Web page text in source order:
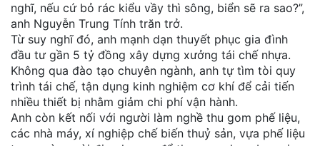
nghĩ, nếu cứ bỏ rác kiểu vầy thì sông, biển sẽ ra sao?”,
anh Nguyễn Trung Tính trăn trở.
Từ suy nghĩ đó, anh mạnh dạn thuyết phục gia đình
đầu tư gần 5 tỷ đồng xây dựng xưởng tái chế nhựa.
Không qua đào tạo chuyên ngành, anh tự tìm tòi quy
trình tái chế, tận dụng kinh nghiệm cơ khí để cải tiến
nhiều thiết bị nhằm giảm chi phí vận hành.
Anh còn kết nối với người làm nghề thu gom phế liệu,
các nhà máy, xí nghiệp chế biến thuỷ sản, vựa phế liệu